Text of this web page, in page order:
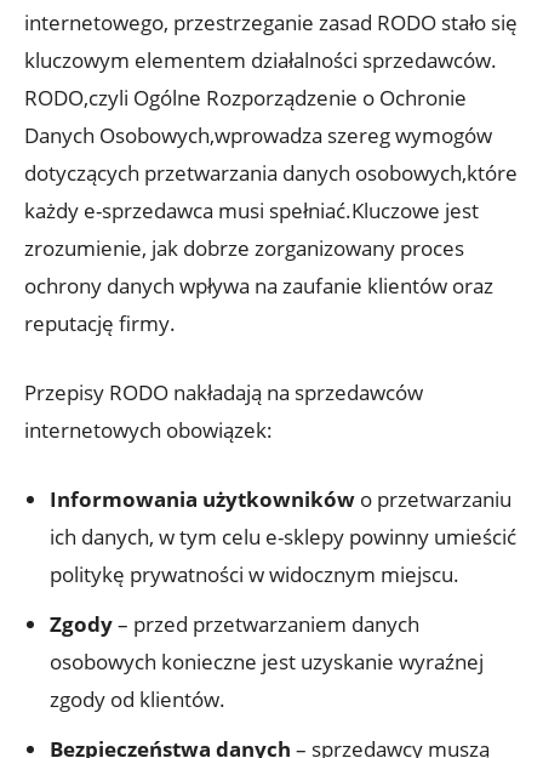
internetowego, przestrzeganie zasad RODO stało się
kluczowym elementem działalności sprzedawców.
RODO,czyli Ogólne Rozporządzenie o Ochronie
Danych Osobowych,wprowadza szereg wymogów
dotyczących przetwarzania danych osobowych,które
każdy e-sprzedawca musi spełniać.Kluczowe jest
zrozumienie, jak dobrze zorganizowany proces
ochrony danych wpływa na zaufanie klientów oraz
reputację firmy.
Przepisy RODO nakładają na sprzedawców
internetowych obowiązek:
Informowania użytkowników o przetwarzaniu
ich danych, w tym celu e-sklepy powinny umieścić
politykę prywatności w widocznym miejscu.
Zgody– przed przetwarzaniem danych
osobowych konieczne jest uzyskanie wyraźnej
zgody od klientów.
Bezpieczeństwa danych – sprzedawcy muszą